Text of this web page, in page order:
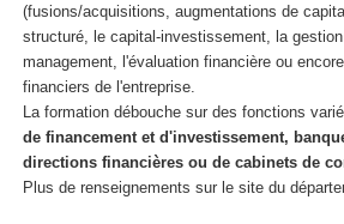
(fusions/acquisitions, augmentations de
structuré, le capital-investissement, la
management, l'évaluation financière ou
financiers de l'entreprise.
La formation débouche sur des fonctions
de financement et d'investissement,
directions financières ou de cabinets de
Plus de renseignements sur le site du